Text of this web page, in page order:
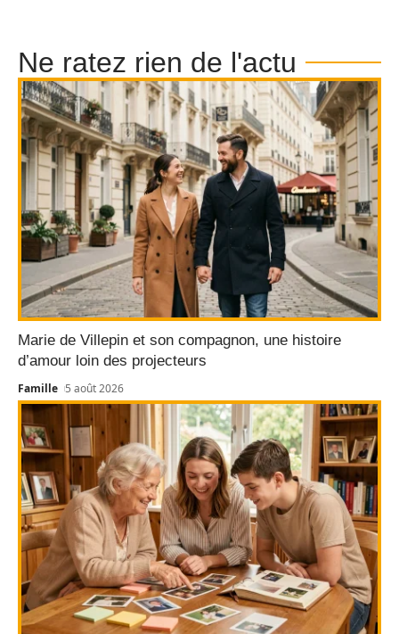
Ne ratez rien de l'actu
Marie de Villepin et son compagnon, une histoire
d’amour loin des projecteurs
Famille 5 août 2026